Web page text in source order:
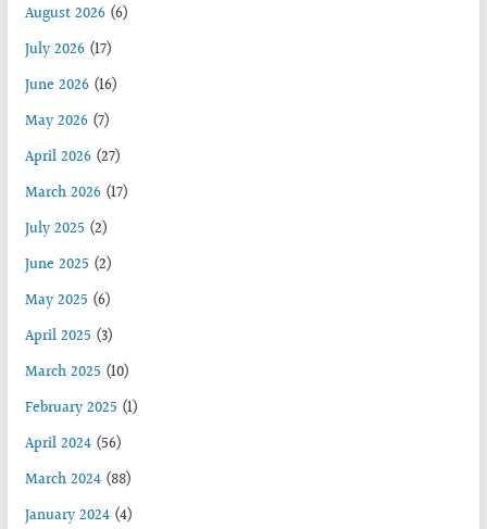
August 2026(6)
July 2026(17)
June 2026(16)
May 2026(7)
April 2026(27)
March 2026(17)
July 2025 (2)
June 2025 (2)
May 2025 (6)
April 2025 (3)
March 2025 (10)
February 2025 (1)
April 2024(56)
March 2024(88)
January 2024(4)